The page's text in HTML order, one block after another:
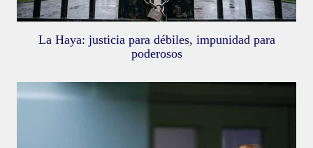
La Haya: justicia para débiles, impunidad para
poderosos